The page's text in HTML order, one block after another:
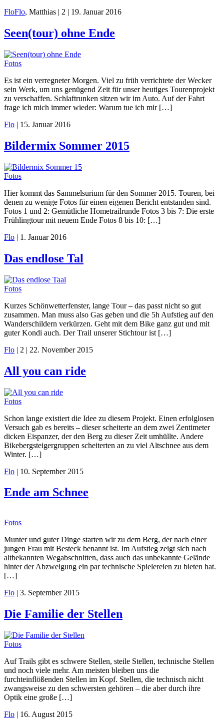
FloFlo, Matthias | 2 | 19. Januar 2016
Seen(tour) ohne Ende
Fotos
Es ist ein verregneter Morgen. Viel zu früh verrichtete der Wecker
sein Werk, um uns genügend Zeit für unser heutiges Tourenprojekt
zu verschaffen. Schlaftrunken sitzen wir im Auto. Auf der Fahrt
frage ich mich immer wieder: Warum tue ich mir […]
Flo | 15. Januar 2016
Bildermix Sommer 2015
Fotos
Hier kommt das Sammelsurium für den Sommer 2015. Touren, bei
denen zu wenige Fotos für einen eigenen Bericht entstanden sind.
Fotos 1 und 2: Gemütliche Hometrailrunde Fotos 3 bis 7: Die erste
Frühlingtour mit neuem Ende Fotos 8 bis 10: […]
Flo | 1. Januar 2016
Das endlose Tal
Fotos
Kurzes Schönwetterfenster, lange Tour – das passt nicht so gut
zusammen. Man muss also Gas geben und die 5h Aufstieg auf den
Wanderschildern verkürzen. Geht mit dem Bike ganz gut und mit
guter Kondi auch. Der Trail unserer Stichtour ist […]
Flo | 2 | 22. November 2015
All you can ride
Fotos
Schon lange existiert die Idee zu diesem Projekt. Einen erfolglosen
Versuch gab es bereits – dieser scheiterte an dem zwei Zentimeter
dicken Eispanzer, der den Berg zu dieser Zeit umhüllte. Andere
Bikebergsteigergruppen scheiterten an zu viel Altschnee aus dem
Winter. […]
Flo | 10. September 2015
Ende am Schnee
Fotos
Munter und guter Dinge starten wir zu dem Berg, der nach einer
jungen Frau mit Besteck benannt ist. Im Aufstieg zeigt sich nach
altbekannten Wegabschnitten, dass auch das unbekannte Gelände
hinter der Abzweigung ein par technische Spielereien zu bieten hat.
[…]
Flo | 3. September 2015
Die Familie der Stellen
Fotos
Auf Trails gibt es schwere Stellen, steile Stellen, technische Stellen
und noch viele mehr. Am meisten bleiben uns die
furchteinflößenden Stellen im Kopf. Stellen, die technisch nicht
zwangsweise zu den schwersten gehören – die aber durch ihre
Optik eine große […]
Flo | 16. August 2015